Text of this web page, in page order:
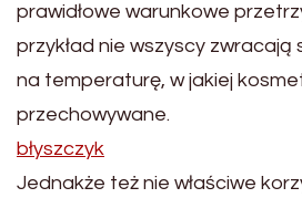
prawidłowe warunkowe
przykład nie wszyscy
na temperaturę, w jakiej
przechowywane.
błyszczyk
Jednakże też nie właściwe